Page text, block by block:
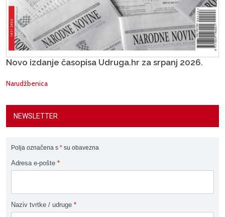
Novo izdanje časopisa Udruga.hr za srpanj 2026.
Narudžbenica
NEWSLETTER
Polja označena s * su obavezna
Adresa e-pošte *
Naziv tvrtke / udruge *